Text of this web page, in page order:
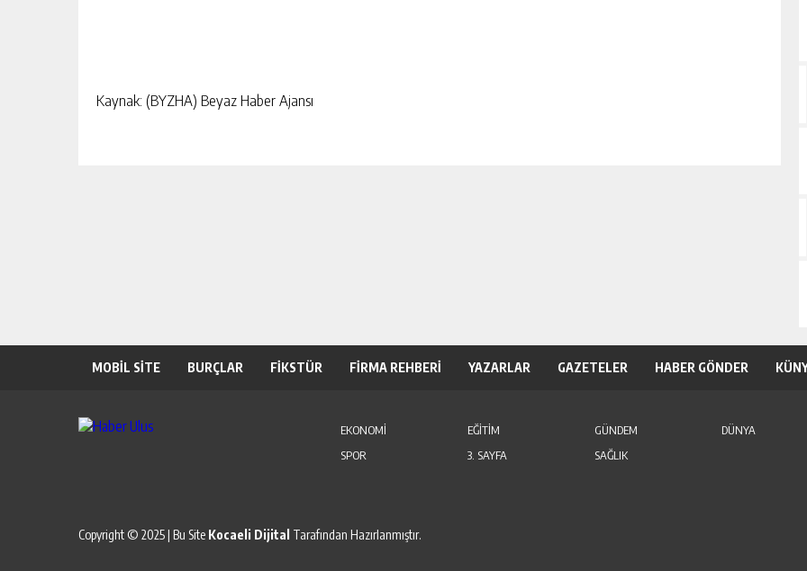
Kaynak: (BYZHA) Beyaz Haber Ajansı
MOBİL SİTE BURÇLAR FİKSTÜR FİRMA REHBERİ YAZARLAR GAZETELER HABER GÖNDER
EKONOMİ EĞİTİM GÜNDEM DÜNYA
SPOR
3. SAYFA SAĞLIK
Copyright © 2025 | Bu Site Kocaeli Dijital Tarafından Hazırlanmıştır.